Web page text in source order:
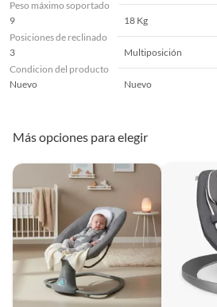
Peso máximo soportado
9
18 Kg
Posiciones de reclinado
3
Multiposición
Condicion del producto
Nuevo
Nuevo
Más opciones para elegir